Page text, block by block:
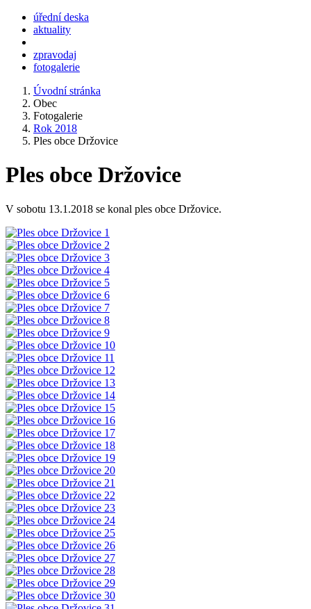
úřední deska
aktuality
zpravodaj
fotogalerie
Úvodní stránka
Obec
Fotogalerie
Rok 2018
Ples obce Držovice
Ples obce Držovice
V sobotu 13.1.2018 se konal ples obce Držovice.